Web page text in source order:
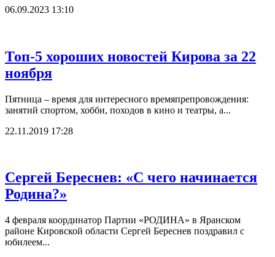
06.09.2023 13:10
Топ-5 хороших новостей Кирова за 22
ноября
Пятница – время для интересного времяпрепровождения:
занятий спортом, хобби, походов в кино и театры, а...
22.11.2019 17:28
Сергей Береснев: «С чего начинается
Родина?»
4 февраля координатор Партии «РОДИНА» в Яранском
районе Кировской области Сергей Береснев поздравил с
юбилеем...